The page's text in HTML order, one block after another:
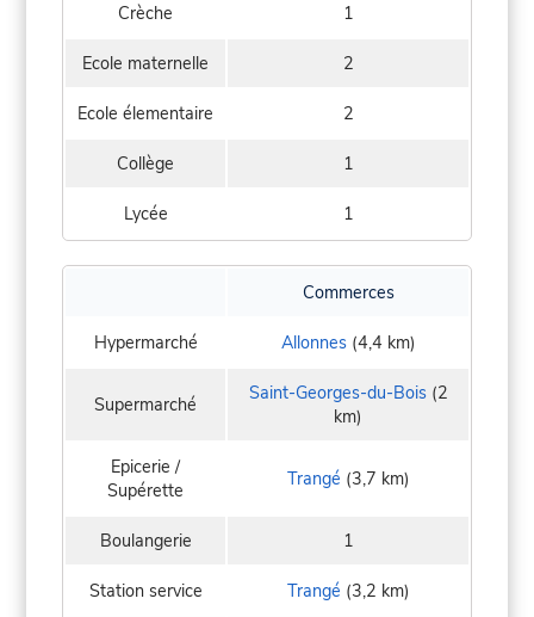
Crèche 1
Ecole maternelle 2
Ecole élementaire 2
Collège 1
Lycée 1
Commerces
Hypermarché Allonnes(4,4 km)
Supermarché Saint-Georges-du-Bois(2
km)
Epicerie /
Supérette
Trangé (3,7 km)
Boulangerie 1
Station service Trangé (3,2 km)